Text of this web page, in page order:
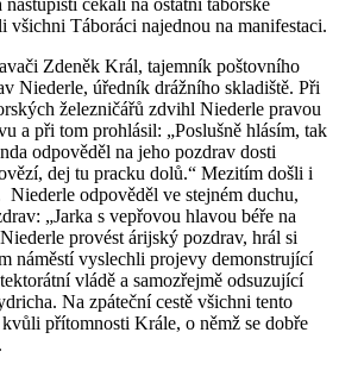
všichni Táboráci najednou na manifestaci.
Zdeněk Král, tajemník poštovního
Niederle, úředník drážního skladiště. Při
železničářů zdvihl Niederle pravou
a při tom prohlásil: „Poslušně hlásím, tak
odpověděl na jeho pozdrav dosti
dej tu pracku dolů.“ Mezitím došli i
odpověděl ve stejném duchu,
„Jarka s vepřovou hlavou béře na
provést árijský pozdrav, hrál si
náměstí vyslechli projevy demonstrující
vládě a samozřejmě odsuzující
Na zpáteční cestě všichni tento
přítomnosti Krále, o němž se dobře